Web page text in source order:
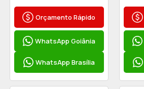
Orçamento Rápido
WhatsApp Goiânia
WhatsApp Brasília